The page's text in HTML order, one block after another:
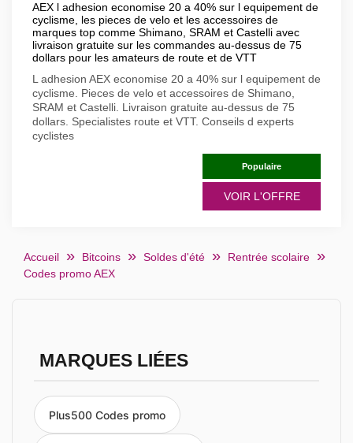
AEX l adhesion economise 20 a 40% sur l equipement de
cyclisme, les pieces de velo et les accessoires de
marques top comme Shimano, SRAM et Castelli avec
livraison gratuite sur les commandes au-dessus de 75
dollars pour les amateurs de route et de VTT
L adhesion AEX economise 20 a 40% sur l equipement de
cyclisme. Pieces de velo et accessoires de Shimano,
SRAM et Castelli. Livraison gratuite au-dessus de 75
dollars. Specialistes route et VTT. Conseils d experts
cyclistes
Populaire
VOIR L'OFFRE
Accueil Bitcoins Soldes d'été
Rentrée scolaire
Codes promo AEX
MARQUES LIÉES
Plus500 Codes promo